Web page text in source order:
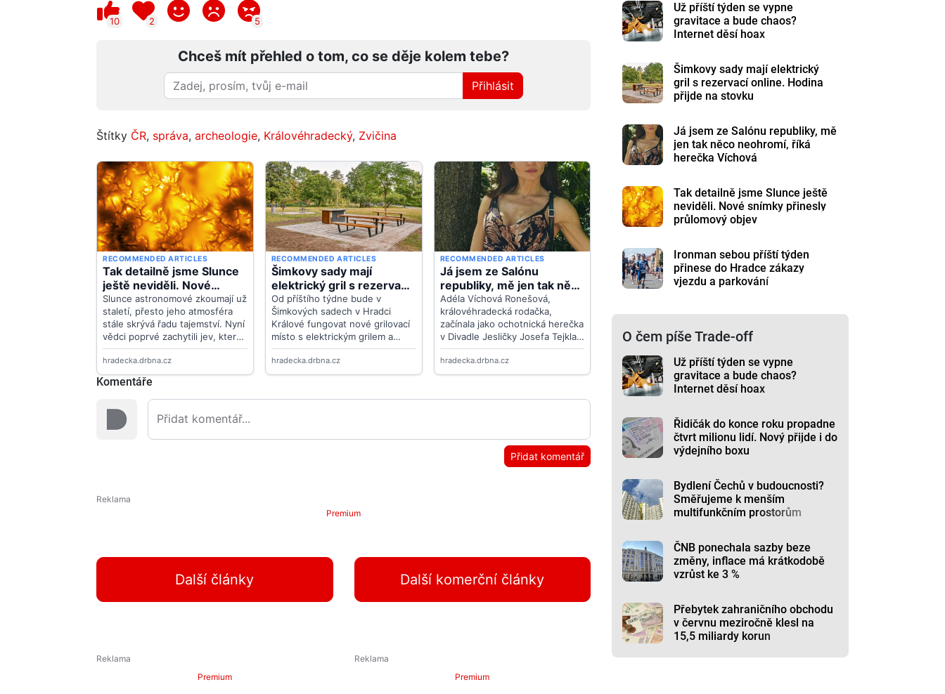
10 2 5
Chceš mít přehled o tom, co se děje kolem tebe?
Přihlásit
Štítky ČR, správa, archeologie, Královéhradecký, Zvičina
Komentáře
Přidat komentář
Premium
Další články Další komerční články
Už příští týden se vypne
gravitace a bude chaos?
Internet děsí hoax
Šimkovy sady mají elektrický
gril s rezervací online. Hodina
přijde na stovku
Já jsem ze Salónu republiky, mě
jen tak něco neohromí, říká
herečka Víchová
Tak detailně jsme Slunce ještě
neviděli. Nové snímky přinesly
průlomový objev
Ironman sebou příští týden
přinese do Hradce zákazy
vjezdu a parkování
O čem píše Trade-off
Už příští týden se vypne
gravitace a bude chaos?
Internet děsí hoax
Řidičák do konce roku propadne
čtvrt milionu lidí. Nový přijde i do
výdejního boxu
Bydlení Čechů v budoucnosti?
Směřujeme k menším
multifunkčním prostorům
ČNB ponechala sazby beze
změny, inflace má krátkodobě
vzrůst ke 3 %
Přebytek zahraničního obchodu
v červnu meziročně klesl na
15,5 miliardy korun
Premium Premium